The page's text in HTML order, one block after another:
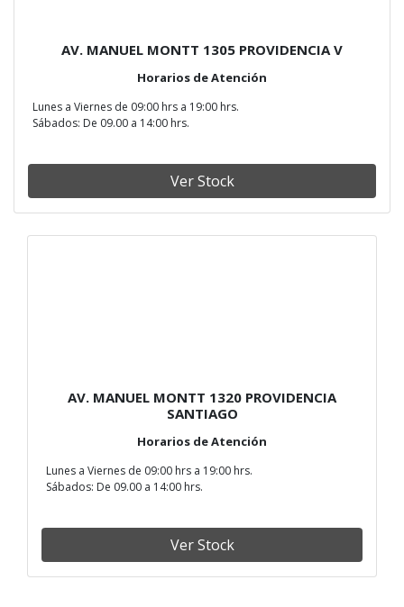
AV. MANUEL MONTT 1305 PROVIDENCIA V
Horarios de Atención
Lunes a Viernes de 09:00 hrs a 19:00 hrs.
Sábados: De 09.00 a 14:00 hrs.
Ver Stock
AV. MANUEL MONTT 1320 PROVIDENCIA
SANTIAGO
Horarios de Atención
Lunes a Viernes de 09:00 hrs a 19:00 hrs.
Sábados: De 09.00 a 14:00 hrs.
Ver Stock